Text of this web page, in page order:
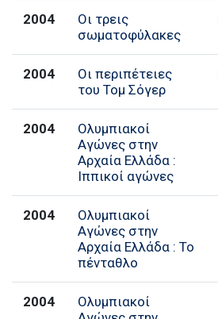
2004
Οι τρεις
σωματοφύλακες
2004
Οι περιπέτειες
του Τομ Σόγερ
2004
Ολυμπιακοί
Αγώνες στην
Αρχαία Ελλάδα :
Ιππικοί αγώνες
2004
Ολυμπιακοί
Αγώνες στην
Αρχαία Ελλάδα : Το
πένταθλο
2004
Ολυμπιακοί